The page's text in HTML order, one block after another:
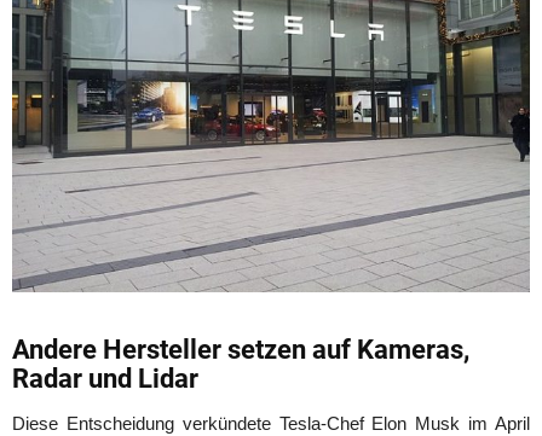
Andere Hersteller setzen auf Kameras,
Radar und Lidar
Diese Entscheidung verkündete Tesla-Chef Elon Musk im April